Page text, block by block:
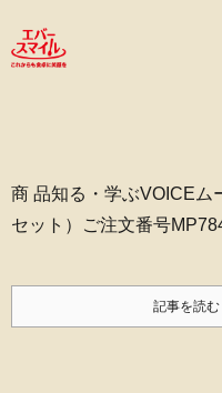
商 品知る・学ぶVOICE ム
セット）
ご注文番号
記事を読む